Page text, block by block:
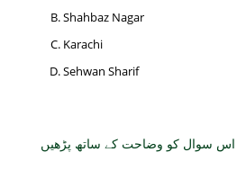
Shahbaz Nagar
Karachi
Sehwan Sharif
اس سوال کو وضاحت کے ساتھ پڑھیں